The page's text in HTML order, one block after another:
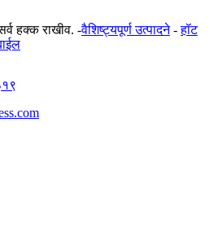
हक्क राखीव. -वैशिष्ट्यपूर्ण उत्पादने-हॉट